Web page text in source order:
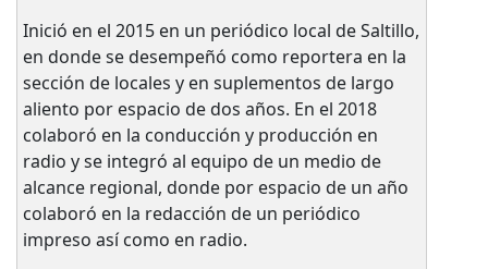
Inició en el 2015 en un periódico local de Saltillo,
en donde se desempeñó como reportera en la
sección de locales y en suplementos de largo
aliento por espacio de dos años. En el 2018
colaboró en la conducción y producción en
radio y se integró al equipo de un medio de
alcance regional, donde por espacio de un año
colaboró en la redacción de un periódico
impreso así como en radio.